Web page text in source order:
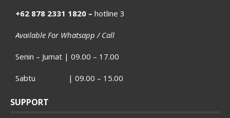
+62 878 2331 1820 – hotline 3
Available For Whatsapp / Call
Senin – Jumat | 09.00 – 17.00
Sabtu | 09.00 – 15.00
SUPPORT